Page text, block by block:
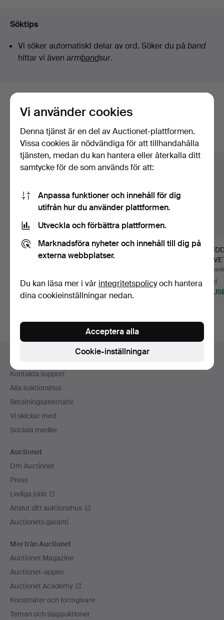
Söktips
Vi söker automatiskt delar av ord. Söker du på band
hittar vi även armbandsur.
Här är föremål från vårt arkiv som
matchar din sökning
Visa alla föremål
ANETTE
MAGNUSSON. Textil,
12 bud
123 USD
DUKAR. Linne, 45 st.
6 bud
80 USD
16 bud
138
Sidfotsnavigation
Kontakta support
Alla auktionshus
Betalningsalternativ
Vi skickar med
Sociala medier
Auctionet
Om Auctionet
Press
Lediga jobb
Anslut ditt auktionshus
Auctionets garanti
Mer från Auctionet
Auctionet Magazine
Auctionet-appen
Auctionet Academy
Konstnärer och formgivare
Teman och slagauktioner
Vi använder cookies
Denna tjänst är en del av Auctionet-plattformen.
Vissa cookies är nödvändiga för att tillhandahålla
tjänsten, medan du kan hantera eller återkalla ditt
samtycke för de som används för att:
Anpassa funktioner och innehåll för dig
utifrån hur du använder plattformen.
Utveckla och förbättra plattformen.
Marknadsföra nyheter och innehåll till dig på
externa webbplatser.
Du kan läsa mer i vår integritetspolicyoch hantera
dina cookieinställningar nedan.
Cookie-inställningar
Acceptera alla